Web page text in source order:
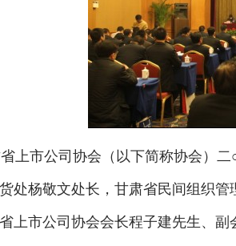
上市公司协会（以下简称协会）
处杨敬文处长，甘肃省民间组织
上市公司协会会长程子建先生、副